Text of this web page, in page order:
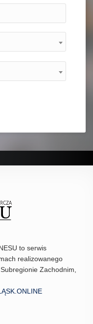
to serwis
realizowanego
Zachodnim,